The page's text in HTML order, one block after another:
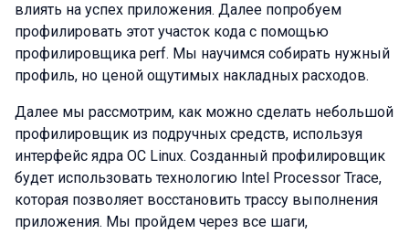
влиять на успех приложения. Далее попробуем
профилировать этот участок кода с помощью
профилировщика perf. Мы научимся собирать нужный
профиль, но ценой ощутимых накладных расходов.
Далее мы рассмотрим, как можно сделать небольшой
профилировщик из подручных средств, используя
интерфейс ядра ОС Linux. Созданный профилировщик
будет использовать технологию Intel Processor Trace,
которая позволяет восстановить трассу выполнения
приложения. Мы пройдем через все шаги,